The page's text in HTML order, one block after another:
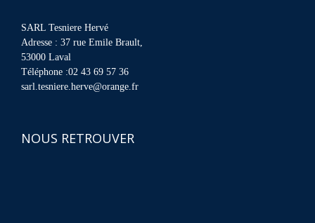
SARL Tesniere Hervé
Adresse : 37 rue Emile Brault,
53000 Laval
Téléphone :02 43 69 57 36
sarl.tesniere.herve@orange.fr
NOUS RETROUVER